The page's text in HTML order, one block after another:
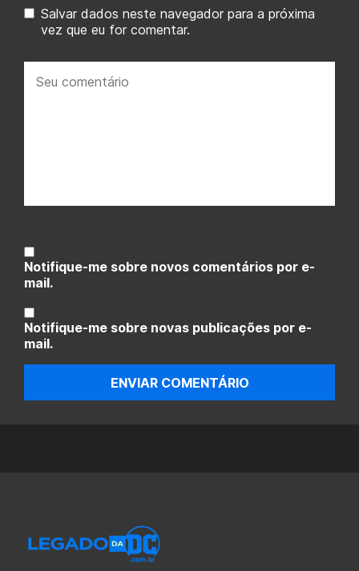
Salvar dados neste navegador para a próxima
vez que eu for comentar.
comentário:
Notifique-me sobre novos comentários por e-
mail.
Notifique-me sobre novas publicações por e-
mail.
ENVIAR COMENTÁRIO